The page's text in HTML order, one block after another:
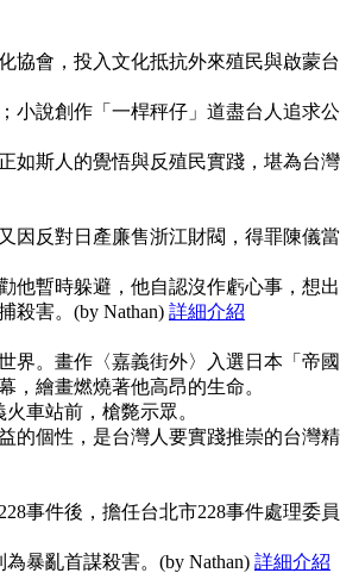
協會，投入文化抵抗外來殖民與啟蒙台
小說創作「一桿秤仔」道盡台人追求公
如斯人的覺悟與反殖民實踐，堪為台灣
因反對日產廉售浙江財閥，得罪陳儀當
他暫時躲避，他自認沒作虧心事，想出
殺害。(by Nathan) 詳細介紹
界。畫作〈嘉義街外〉入選日本「帝國
，繪畫燃燒著他高昂的生命。
車站前，槍斃示眾。
的個性，是台灣人要實踐推崇的台灣精
事件後，擔任台北市228事件處理委員
暴亂首謀殺害。(by Nathan) 詳細介紹